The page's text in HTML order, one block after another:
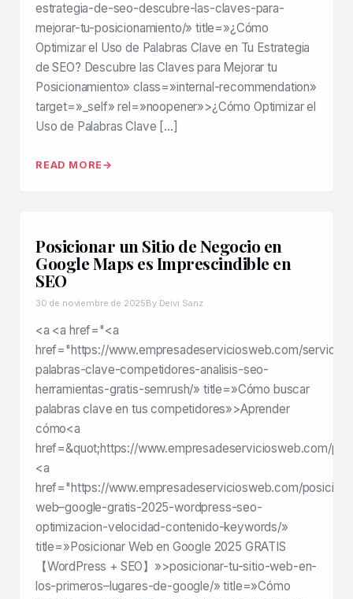
estrategia-de-seo-descubre-las-claves-para-
mejorar-tu-posicionamiento/» title=»¿Cómo
Optimizar el Uso de Palabras Clave en Tu Estrategia
de SEO? Descubre las Claves para Mejorar tu
Posicionamiento» class=»internal-recommendation»
target=»_self» rel=»noopener»>¿Cómo Optimizar el
Uso de Palabras Clave […]
READ MORE
Posicionar un Sitio de Negocio en
Google Maps es Imprescindible en
SEO
30 de noviembre de 2025By Deivi Sanz
<a <a href="<a
href="https://www.empresadeserviciosweb.com/
palabras-clave-competidores-analisis-seo-
herramientas-gratis-semrush/» title=»Cómo buscar
palabras clave en tus competidores»>Aprender
cómo<a
href=&quot;https://www.empresadeserviciosweb.com/
<a
href="https://www.empresadeserviciosweb.com/
web–google-gratis-2025-wordpress-seo-
optimizacion-velocidad-contenido-keywords/»
title=»Posicionar Web en Google 2025 GRATIS
【WordPress + SEO】»>posicionar-tu-sitio-web-en-
los-primeros–lugares-de-google/» title=»Cómo